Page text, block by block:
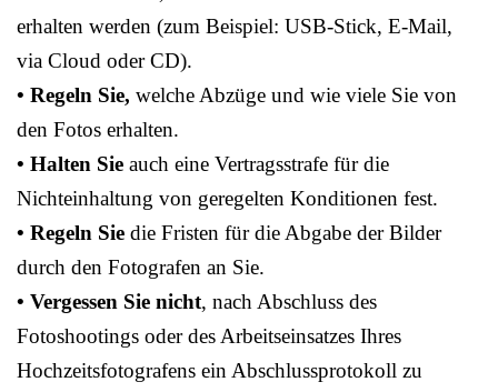
erhalten werden (zum Beispiel: USB-Stick, E-Mail,
via Cloud oder CD).
• Regeln Sie, welche Abzüge und wie viele Sie von
den Fotos erhalten.
• Halten Sie auch eine Vertragsstrafe für die
Nichteinhaltung von geregelten Konditionen fest.
• Regeln Sie die Fristen für die Abgabe der Bilder
durch den Fotografen an Sie.
• Vergessen Sie nicht, nach Abschluss des
Fotoshootings oder des Arbeitseinsatzes Ihres
Hochzeitsfotografens ein Abschlussprotokoll zu